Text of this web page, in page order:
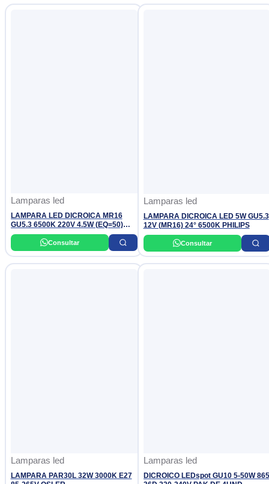
Lamparas led
LAMPARA LED DICROICA MR16
GU5.3 6500K 220V 4.5W (EQ=50)
ESSENTIAL PHILIPS
Consultar
Lamparas led
LAMPARA DICROICA LED 5W GU5.3
12V (MR16) 24° 6500K PHILIPS
Consultar
Lamparas led
LAMPARA PAR30L 32W 3000K E27
Lamparas led
DICROICO LEDspot GU10 5-50W 865